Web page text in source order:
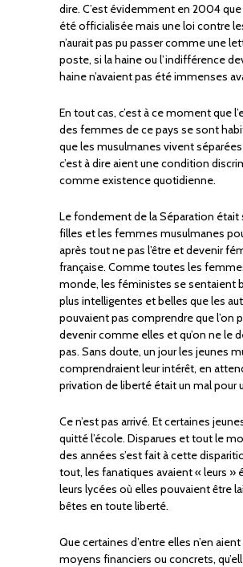
dire. C’est évidemment en 2004
été officialisée mais une loi contre
n’aurait pas pu passer comme une
poste, si la haine ou l’indifférence
haine n’avaient pas été immenses
En tout cas, c’est à ce moment que
des femmes de ce pays se sont
que les musulmanes vivent séparées
c’est à dire aient une condition
comme existence quotidienne.
Le fondement de la Séparation était
filles et les femmes musulmanes
après tout ne pas l’être et devenir
française. Comme toutes les
monde, les féministes se sentaient
plus intelligentes et belles que les
pouvaient pas comprendre que l’on
devenir comme elles et qu’on ne le
pas. Sans doute, un jour les jeunes
comprendraient leur intérêt, en
privation de liberté était un mal pour
Ce n’est pas arrivé. Et certaines
quitté l’école. Disparues et tout le
des années s’est fait à cette
tout, les fanatiques avaient « leurs »
leurs lycées où elles pouvaient être
bêtes en toute liberté.
Que certaines d’entre elles n’en
moyens financiers ou concrets,